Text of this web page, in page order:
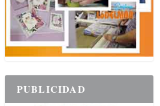
PUBLICIDAD